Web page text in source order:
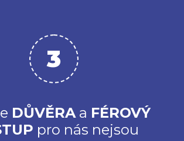
DŮVĚRA a FÉROVÝ
pro nás nejsou